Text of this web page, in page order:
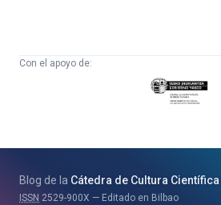
Con el apoyo de:
Eusko
Jaurlaritza
eta
Berrikuntza
Blog de la Cátedra de Cultura Científica
ISSN 2529-900X Editado en Bilbao